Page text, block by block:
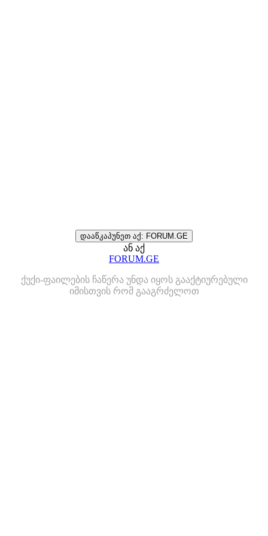
დააწკაპუნეთ აქ: FORUM.GE
ან აქ
FORUM.GE
ქუქი-ფაილების ჩაწერა უნდა იყოს გააქტიურებული
იმისთვის რომ გააგრძელოთ